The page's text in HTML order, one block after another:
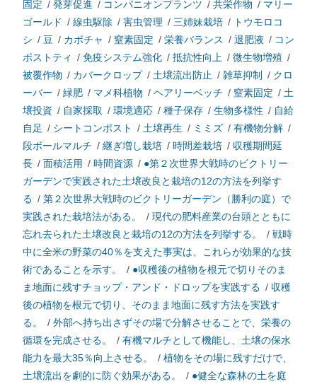
固定 / 発芽促進 / コンパニオンプランツ / 共栄作物 / マリー
ゴールド / 線虫駆除 / 害虫管理 / 三姉妹栽培 / トウモロコ
シ / 豆 / カボチャ / 窒素固定 / 栄養バランス / 退肥液 / コン
ポストティ
/ 免疫システム強化 / 抵抗性向上 / 微生物増殖 /
被覆作物 / カバークロップ/ 土壌流出防止 / 雑草抑制 / クロ
ーバー / 緑肥 / マメ科植物 / ヘアリーベッチ / 窒素固定 / 土
壌投資 / 自家採取 / 環境適応 / 種子保存 / 生物多様性 / 自給
自足 / シートコンポスト / 土壌再生 / ミミズ / 有機物分解 /
段ボールマルチ / 継ぎ増し栽培 / 時間差栽培 / 収穫期間延
長 / 面積活用 / 時間資源 / ●第２次世界大戦時のビクトリー
ガーデンで実践された土壌改良と栽培の12の方法を列挙す
る / 第２次世界大戦時のビクトリーガーデン（勝利の庭）で
実践された栽培法がある。
/ 現代の肥料産業の台頭とともに
忘れ去られた土壌改良と栽培の12の方法を列挙する。
/ 戦時
中に全米の野菜の40％を支えた事実は、これらが効果的な技
術であることを示す。
/ ●収穫後の植物を根元で切りそのま
ま地面に残すチョップ・アンド・ドロップを実践する / 収穫
後の植物を根元で切り、そのまま地面に残す方法を実践す
る。
/ 外部へ持ち出さずその場で分解させることで、栄養の
循環を完成させる。
/ 有機マルチとして機能し、土壌の保水
能力を最大35％向上させる。
/ 植物をその場に残すだけで、
土壌流出を劇的に防ぐ効果がある。
/ ●健全な森林の土を庭